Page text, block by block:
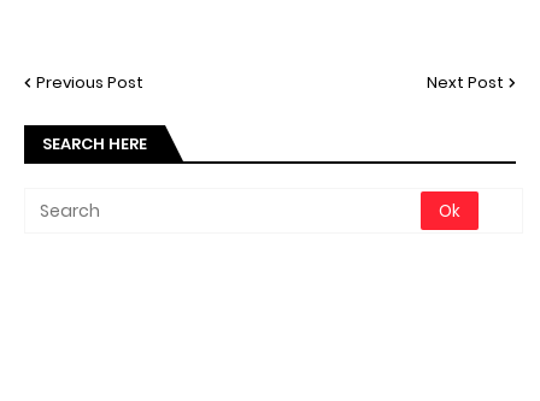
Previous Post Next Post
SEARCH HERE